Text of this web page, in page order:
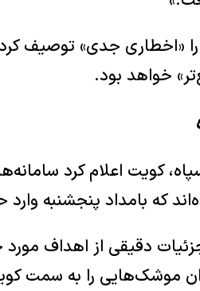
«اخطاری جدی» توصیف
خواهد بود.
سپاه، کویت اعلام کرد
که بامداد پنجشنبه
دقیقی از اهداف مورد
موشک‌هایی را به سمت